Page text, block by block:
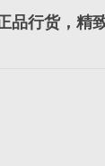
品行货，精